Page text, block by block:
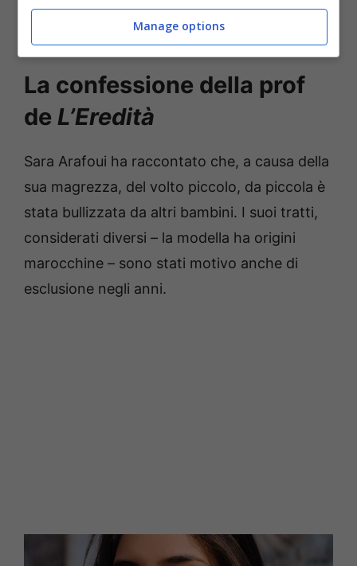
Leggi anche —–>Grande Fratello Vip, la
malattia dell’ex gieffina : “Devo operarmi”
La confessione della prof
de L’Eredità
Sara Arafoui ha raccontato che, a causa della
sua magrezza, del volto piccolo, da piccola è
stata bullizzata da altri bambini. I suoi tratti,
considerati diversi – la modella ha origini
marocchine – sono stati motivo anche di
esclusione negli anni.
Manage options